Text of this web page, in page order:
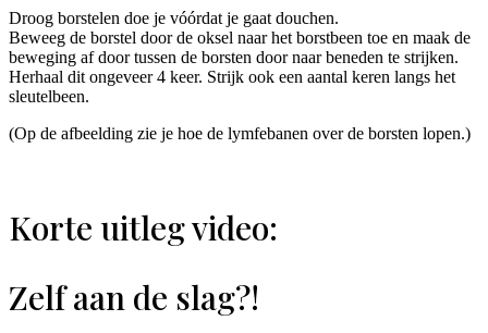
Droog borstelen doe je vóórdat je gaat douchen.
Beweeg de borstel door de oksel naar het borstbeen toe en maak de
beweging af door tussen de borsten door naar beneden te strijken.
Herhaal dit ongeveer 4 keer. Strijk ook een aantal keren langs het
sleutelbeen.
(Op de afbeelding zie je hoe de lymfebanen over de borsten lopen.)
Korte uitleg video:
Zelf aan de slag?!